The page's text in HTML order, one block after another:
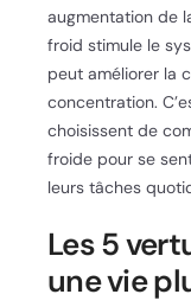
augmentation de
froid stimule le
peut améliorer la
concentration.
choisissent de
froide pour se
leurs tâches
Les 5
une vie